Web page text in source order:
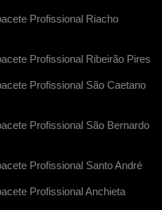
Profissional Riacho
Profissional Ribeirão Pires
Profissional São Caetano
Profissional São Bernardo
Profissional Santo André
Profissional Anchieta